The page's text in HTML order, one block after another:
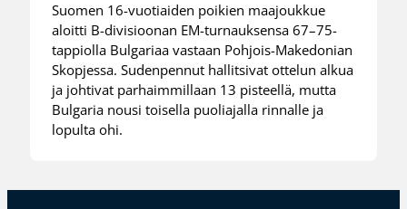
Suomen 16-vuotiaiden poikien maajoukkue
aloitti B-divisioonan EM-turnauksensa 67–75-
tappiolla Bulgariaa vastaan Pohjois-Makedonian
Skopjessa. Sudenpennut hallitsivat ottelun alkua
ja johtivat parhaimmillaan 13 pisteellä, mutta
Bulgaria nousi toisella puoliajalla rinnalle ja
lopulta ohi.